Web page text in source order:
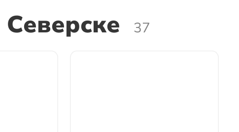
Северске 37